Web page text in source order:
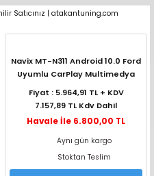
Navix MT-N311 Android 10.0 Ford
Uyumlu CarPlay Multimedya
Double Teyp -Siyah-
Fiyat : 5.964,91 TL + KDV
7.157,89 TL Kdv Dahil
Havale İle 6.800,00 TL
Aynı gün kargo
Stoktan Teslim